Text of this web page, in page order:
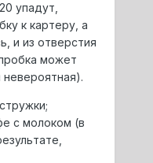
упадут,
к картеру, а
и из отверстия
может
с молоком (в